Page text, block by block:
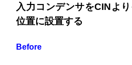
入力コンデンサをCINよ
位置に設置する
Before